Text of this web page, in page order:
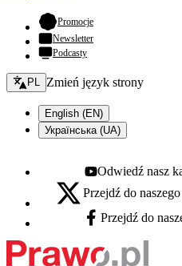
Promocje- otwiera się w nowej
Newsletter
Podcasty
Zmień język - bieżący:
PL Zmień język strony
English (EN)
Українська (UA)
Youtube - otwiera się w
Odwiedź nasz
X - otwiera się w nowej karcie
Przejdź do
Facebook - otwiera się w
Przejdź do